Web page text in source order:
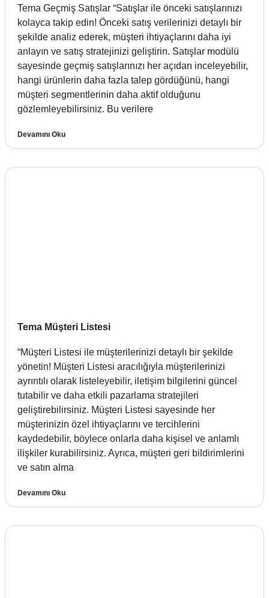
Tema Geçmiş Satışlar “Satışlar ile önceki satışlarınızı
kolayca takip edin! Önceki satış verilerinizi detaylı bir
şekilde analiz ederek, müşteri ihtiyaçlarını daha iyi
anlayın ve satış stratejinizi geliştirin. Satışlar modülü
sayesinde geçmiş satışlarınızı her açıdan inceleyebilir,
hangi ürünlerin daha fazla talep gördüğünü, hangi
müşteri segmentlerinin daha aktif olduğunu
gözlemleyebilirsiniz. Bu verilere
Devamını Oku
Tema Müşteri Listesi
“Müşteri Listesi ile müşterilerinizi detaylı bir şekilde
yönetin! Müşteri Listesi aracılığıyla müşterilerinizi
ayrıntılı olarak listeleyebilir, iletişim bilgilerini güncel
tutabilir ve daha etkili pazarlama stratejileri
geliştirebilirsiniz. Müşteri Listesi sayesinde her
müşterinizin özel ihtiyaçlarını ve tercihlerini
kaydedebilir, böylece onlarla daha kişisel ve anlamlı
ilişkiler kurabilirsiniz. Ayrıca, müşteri geri bildirimlerini
ve satın alma
Devamını Oku